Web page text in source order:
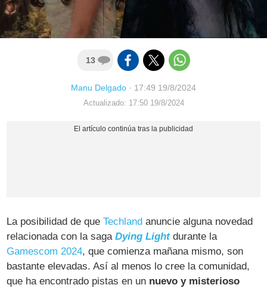
13
Manu Delgado · 17:49 19/8/2024
Actualizado: 17:50 19/8/2024
La posibilidad de queTechland anuncie alguna novedad
relacionada con la sagaDying Lightdurante la
Gamescom 2024, que comienza mañana mismo, son
bastante elevadas. Así al menos lo cree la comunidad,
que ha encontrado pistas en un nuevo y misterioso